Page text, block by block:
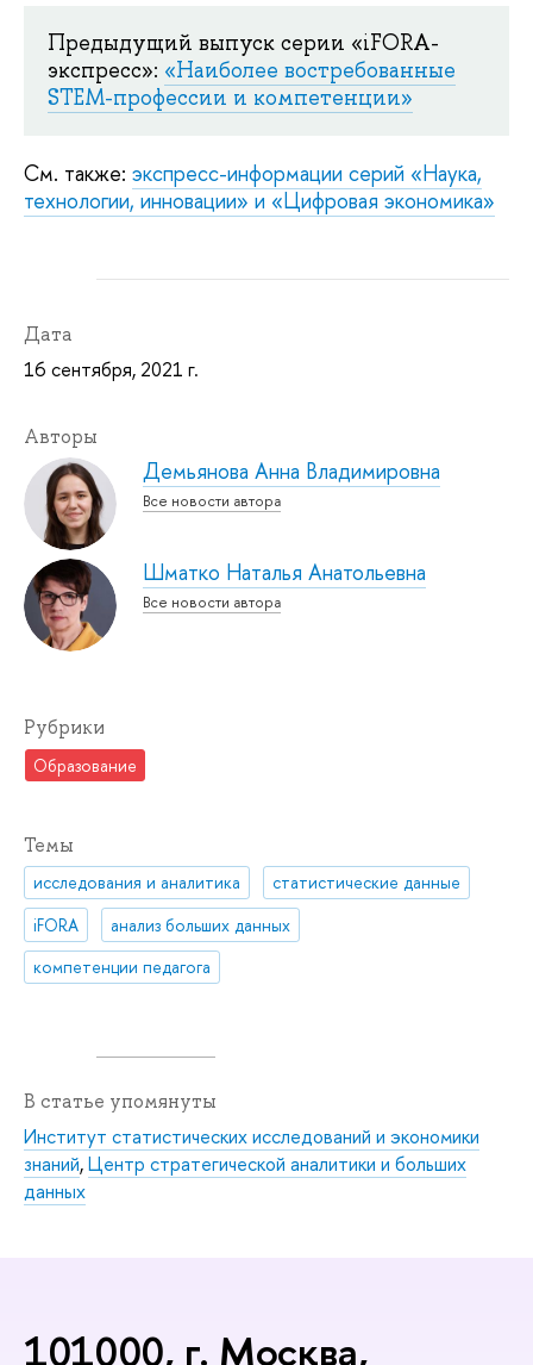
Предыдущий выпуск серии «iFORA-
экспресс»: «Наиболее востребованные
STEM-профессии и компетенции»
См. также: экспресс-информации серий «Наука,
технологии, инновации» и «Цифровая экономика»
Дата
16 сентября, 2021 г.
Авторы
Демьянова Анна Владимировна
Все новости автора
Шматко Наталья Анатольевна
Все новости автора
Рубрики
Образование
Темы
исследования и аналитика
статистические данные
iFORA
анализ больших данных
компетенции педагога
В статье упомянуты
Институт статистических исследований и экономики
знаний,Центр стратегической аналитики и больших
данных
101000, г. Москва,